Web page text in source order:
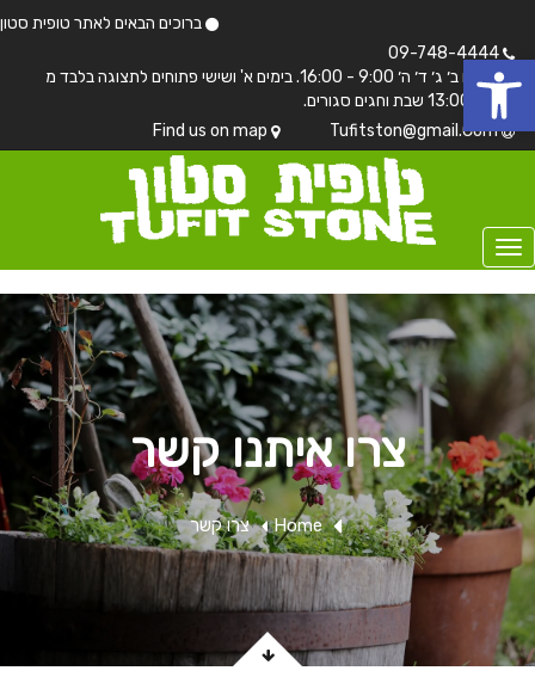
ברוכים הבאים לאתר טופית סטון
בימים ב׳ ג׳ ד׳ ה׳ 9:00 - 16:00. בימים א' ושישי פתוחים לתצוגה בלבד מ
7:00 - 13:00 שבת וחגים סגורים.
Tufitston@gmail.Com
צרו איתנו קשר
Home צרו קשר